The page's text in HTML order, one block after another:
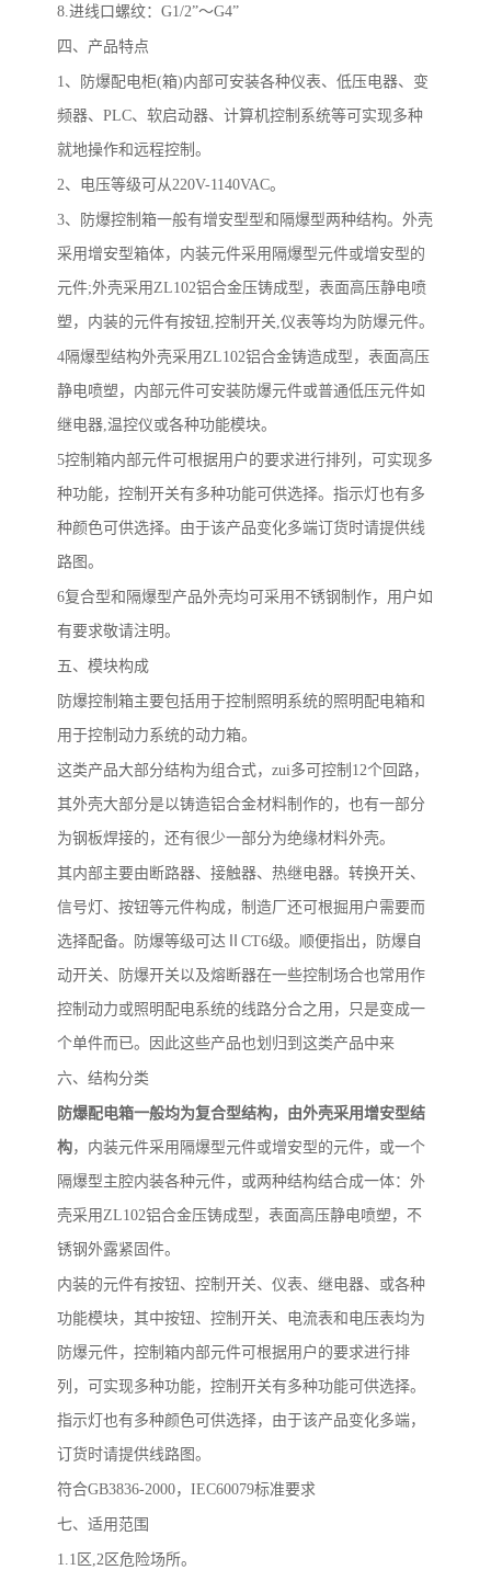
8.进线口螺纹： G1/2”～G4”
四、产品特点
1、防爆配电柜(箱)内部可安装各种仪表、低压电器、变
频器、 PLC、软启动器、计算机控制系统等可实现多种
就地操作和远程控制。
2、电压等级可从220V-1140VAC。
3、防爆控制箱一般有增安型型和隔爆型两种结构。外壳
采用增安型箱体，内装元件采用隔爆型元件或增安型的
元件;外壳采用ZL102铝合金压铸成型，表面高压静电喷
塑，内装的元件有按钮,控制开关,仪表等均为防爆元件。
4隔爆型结构外壳采用ZL102铝合金铸造成型，表面高压
静电喷塑，内部元件可安装防爆元件或普通低压元件如
继电器,温控仪或各种功能模块。
5控制箱内部元件可根据用户的要求进行排列，可实现多
种功能，控制开关有多种功能可供选择。指示灯也有多
种颜色可供选择。由于该产品变化多端订货时请提供线
路图。
6复合型和隔爆型产品外壳均可采用不锈钢制作，用户如
有要求敬请注明。
五、模块构成
防爆控制箱主要包括用于控制照明系统的照明配电箱和
用于控制动力系统的动力箱。
这类产品大部分结构为组合式， zui多可控制 12个回路，
其外壳大部分是以铸造铝合金材料制作的，也有一部分
为钢板焊接的，还有很少一部分为绝缘材料外壳。
其内部主要由断路器、接触器、热继电器。转换开关、
信号灯、按钮等元件构成，制造厂还可根掘用户需要而
选择配备。防爆等级可达 CT6级。顺便指出，防爆自
动开关、防爆开关以及熔断器在一些控制场合也常用作
控制动力或照明配电系统的线路分合之用，只是变成一
个单件而已。因此这些产品也划归到这类产品中来
六、结构分类
防爆配电箱一般均为复合型结构，由外壳采用增安型结
构，内装元件采用隔爆型元件或增安型的元件，或一个
隔爆型主腔内装各种元件，或两种结构结合成一体：外
壳采用ZL102铝合金压铸成型，表面高压静电喷塑，不
锈钢外露紧固件。
内装的元件有按钮、控制开关、仪表、继电器、或各种
功能模块，其中按钮、控制开关、电流表和电压表均为
防爆元件，控制箱内部元件可根据用户的要求进行排
列，可实现多种功能，控制开关有多种功能可供选择。
指示灯也有多种颜色可供选择，由于该产品变化多端，
订货时请提供线路图。
符合GB3836-2000， IEC60079标准要求
七、适用范围
1.1 区 ,2 区危险场所。